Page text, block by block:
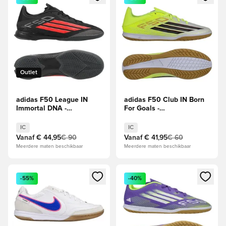
Outlet
adidas F50 League IN
Immortal DNA -
IC
Vanaf € 44,95€ 90
Meerdere maten beschikbaar
adidas F50 Club IN Born
For Goals -
IC
Vanaf € 41,95€ 60
Meerdere maten beschikbaar
Opent een venster om in te loggen of je aan te melden als
-55%
Opent een venster om in te
-40%